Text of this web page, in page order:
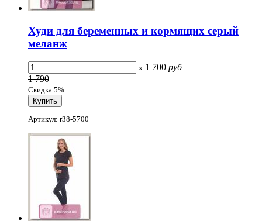
Худи для беременных и кормящих серый
меланж
x 1 700 руб
1 790
Скидка 5%
Артикул: r38-5700